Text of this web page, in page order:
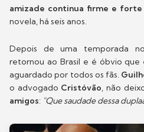
amizade continua firme e forte
novela, há seis anos.
Depois de uma temporada
retornou ao Brasil e é óbvio que
aguardado por todos os fãs.
o advogado Cristóvão, não
amigos: "Que saudade dessa